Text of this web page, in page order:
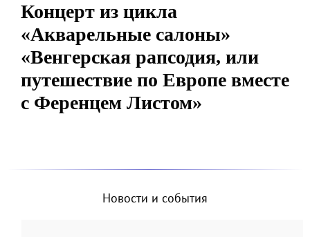
Концерт из цикла
«Акварельные салоны»
«Венгерская рапсодия, или
путешествие по Европе вместе
с Ференцем Листом»
Новости и события